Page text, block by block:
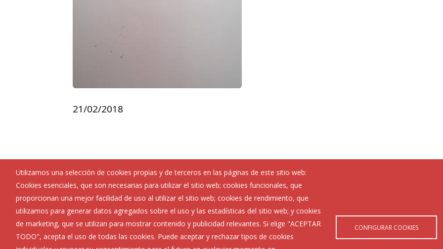
21/02/2018
Utilizamos una selección de cookies propias y de terceros en las páginas de este sitio web:
Cookies esenciales, que son necesarias para utilizar el sitio web; cookies funcionales, que
proporcionan una mejor facilidad de uso al utilizar el sitio web; cookies de rendimiento, que
utilizamos para generar datos agregados sobre el uso y las estadísticas del sitio web; y cookies
de marketing, que se utilizan para mostrar contenido y publicidad relevantes. Si elige "ACEPTAR
TODO", acepta el uso de todas las cookies. Puede aceptar y rechazar tipos de cookies
CONFIGURAR COOKIES
Ayuntamiento de Quintanaortuño
: Plaza Santo Domingo 2 - 09159
: 947441262
: quintanaortuno@diputaciondeburgos.net
Corporación Municipal
Teléfonos de interés